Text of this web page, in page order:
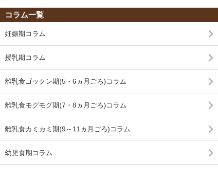
コラム一覧
妊娠期コラム
授乳期コラム
離乳食ゴックン期(5・6ヵ月ごろ)コラム
離乳食モグモグ期(7・8ヵ月ごろ)コラム
離乳食カミカミ期(9～11ヵ月ごろ)コラム
幼児食期コラム